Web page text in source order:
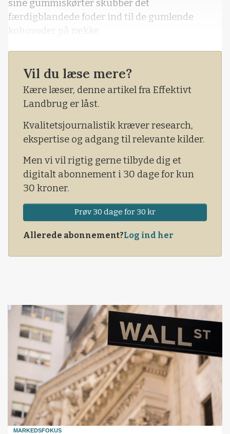
sine gummiskørter skubber det
færdigblandede foder ind til de gumlende
kohoveder på række.
- Mit job er i dag at indstille computerne og at
observere køerne. Ikke andet, fortæller Ronald
Wolters.
- Alt her er Lely – også det automatiske
Vil du læse mere?
Kære læser, denne artikel fra Effektivt
Landbrug er låst.
Kvalitetsjournalistik kræver research,
ekspertise og adgang til relevante kilder.
Men vi vil rigtig gerne tilbyde dig et
digitalt abonnement i 30 dage for kun
30 kroner.
Prøv 30 dage for 30 kr
Allerede abonnement?Log ind her
MARKEDSFOKUS